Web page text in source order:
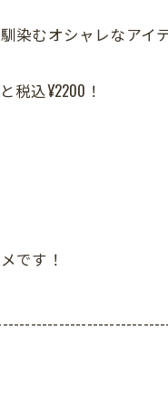
染むオシャレなアイ
税込¥2200！
です！